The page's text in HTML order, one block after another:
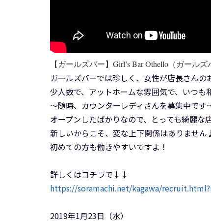
【ガールズバー】Girl’s Bar Othello（ガール
ガールズバーでは珍しく、女性が店長さんの
少人数で、アットホームな雰囲気で、いつも
～随時、カウンターレディさんを募集中です
オープンしたばかりなので、とっても綺麗な
新しいからこそ、変な上下関係はありません
初めての方も働きやすいですよ！
詳しくはコチラで↓↓
https://soramachi.net/kagawa/
2019年1月23日（水）